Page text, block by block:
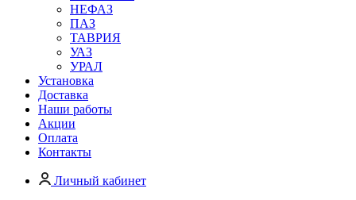
НЕФАЗ
ПАЗ
ТАВРИЯ
УАЗ
УРАЛ
Установка
Доставка
Наши работы
Акции
Оплата
Контакты
Личный кабинет